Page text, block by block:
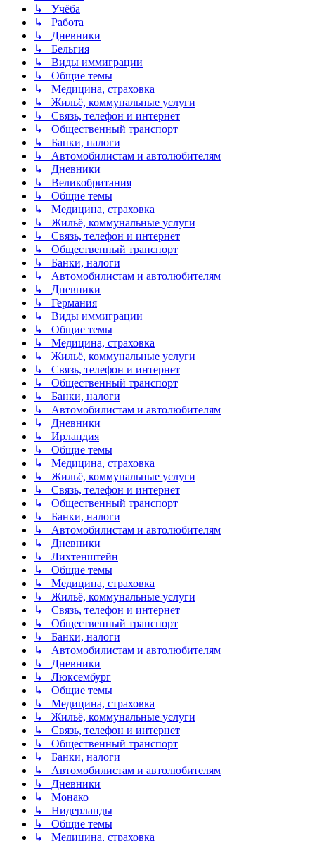
↳ Учёба
↳ Работа
↳ Дневники
↳ Бельгия
↳ Виды иммиграции
↳ Общие темы
↳ Медицина, страховка
↳ Жильё, коммунальные услуги
↳ Связь, телефон и интернет
↳ Общественный транспорт
↳ Банки, налоги
↳ Автомобилистам и автолюбителям
↳ Дневники
↳ Великобритания
↳ Общие темы
↳ Медицина, страховка
↳ Жильё, коммунальные услуги
↳ Связь, телефон и интернет
↳ Общественный транспорт
↳ Банки, налоги
↳ Автомобилистам и автолюбителям
↳ Дневники
↳ Германия
↳ Виды иммиграции
↳ Общие темы
↳ Медицина, страховка
↳ Жильё, коммунальные услуги
↳ Связь, телефон и интернет
↳ Общественный транспорт
↳ Банки, налоги
↳ Автомобилистам и автолюбителям
↳ Дневники
↳ Ирландия
↳ Общие темы
↳ Медицина, страховка
↳ Жильё, коммунальные услуги
↳ Связь, телефон и интернет
↳ Общественный транспорт
↳ Банки, налоги
↳ Автомобилистам и автолюбителям
↳ Дневники
↳ Лихтенштейн
↳ Общие темы
↳ Медицина, страховка
↳ Жильё, коммунальные услуги
↳ Связь, телефон и интернет
↳ Общественный транспорт
↳ Банки, налоги
↳ Автомобилистам и автолюбителям
↳ Дневники
↳ Люксембург
↳ Общие темы
↳ Медицина, страховка
↳ Жильё, коммунальные услуги
↳ Связь, телефон и интернет
↳ Общественный транспорт
↳ Банки, налоги
↳ Автомобилистам и автолюбителям
↳ Дневники
↳ Монако
↳ Нидерланды
↳ Общие темы
↳ Медицина, страховка